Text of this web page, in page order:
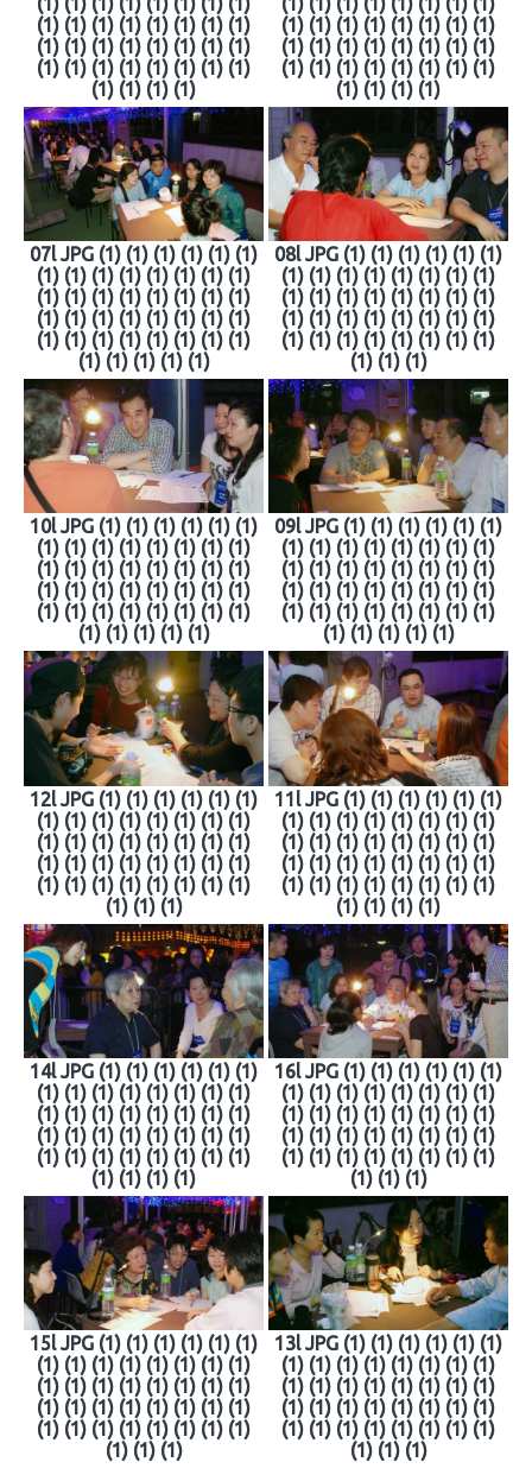
(1) (1) (1) (1) (1) (1) (1) (1)
(1) (1) (1) (1) (1) (1) (1) (1)
(1) (1) (1) (1) (1) (1) (1) (1)
(1) (1) (1) (1)
(1) (1) (1) (1) (1) (1) (1) (1)
(1) (1) (1) (1) (1) (1) (1) (1)
(1) (1) (1) (1) (1) (1) (1) (1)
(1) (1) (1) (1)
07l JPG (1) (1) (1) (1) (1) (1)
(1) (1) (1) (1) (1) (1) (1) (1)
(1) (1) (1) (1) (1) (1) (1) (1)
(1) (1) (1) (1) (1) (1) (1) (1)
(1) (1) (1) (1) (1) (1) (1) (1)
(1) (1) (1) (1) (1)
08l JPG (1) (1) (1) (1) (1) (1)
(1) (1) (1) (1) (1) (1) (1) (1)
(1) (1) (1) (1) (1) (1) (1) (1)
(1) (1) (1) (1) (1) (1) (1) (1)
(1) (1) (1) (1) (1) (1) (1) (1)
(1) (1) (1)
10l JPG (1) (1) (1) (1) (1) (1)
(1) (1) (1) (1) (1) (1) (1) (1)
(1) (1) (1) (1) (1) (1) (1) (1)
(1) (1) (1) (1) (1) (1) (1) (1)
(1) (1) (1) (1) (1) (1) (1) (1)
(1) (1) (1) (1) (1)
09l JPG (1) (1) (1) (1) (1) (1)
(1) (1) (1) (1) (1) (1) (1) (1)
(1) (1) (1) (1) (1) (1) (1) (1)
(1) (1) (1) (1) (1) (1) (1) (1)
(1) (1) (1) (1) (1) (1) (1) (1)
(1) (1) (1) (1) (1)
12l JPG (1) (1) (1) (1) (1) (1)
(1) (1) (1) (1) (1) (1) (1) (1)
(1) (1) (1) (1) (1) (1) (1) (1)
(1) (1) (1) (1) (1) (1) (1) (1)
(1) (1) (1) (1) (1) (1) (1) (1)
(1) (1) (1)
11l JPG (1) (1) (1) (1) (1) (1)
(1) (1) (1) (1) (1) (1) (1) (1)
(1) (1) (1) (1) (1) (1) (1) (1)
(1) (1) (1) (1) (1) (1) (1) (1)
(1) (1) (1) (1) (1) (1) (1) (1)
(1) (1) (1) (1)
14l JPG (1) (1) (1) (1) (1) (1)
(1) (1) (1) (1) (1) (1) (1) (1)
(1) (1) (1) (1) (1) (1) (1) (1)
(1) (1) (1) (1) (1) (1) (1) (1)
(1) (1) (1) (1) (1) (1) (1) (1)
(1) (1) (1) (1)
16l JPG (1) (1) (1) (1) (1) (1)
(1) (1) (1) (1) (1) (1) (1) (1)
(1) (1) (1) (1) (1) (1) (1) (1)
(1) (1) (1) (1) (1) (1) (1) (1)
(1) (1) (1) (1) (1) (1) (1) (1)
(1) (1) (1)
15l JPG (1) (1) (1) (1) (1) (1)
(1) (1) (1) (1) (1) (1) (1) (1)
(1) (1) (1) (1) (1) (1) (1) (1)
(1) (1) (1) (1) (1) (1) (1) (1)
(1) (1) (1) (1) (1) (1) (1) (1)
(1) (1) (1)
13l JPG (1) (1) (1) (1) (1) (1)
(1) (1) (1) (1) (1) (1) (1) (1)
(1) (1) (1) (1) (1) (1) (1) (1)
(1) (1) (1) (1) (1) (1) (1) (1)
(1) (1) (1) (1) (1) (1) (1) (1)
(1) (1) (1)